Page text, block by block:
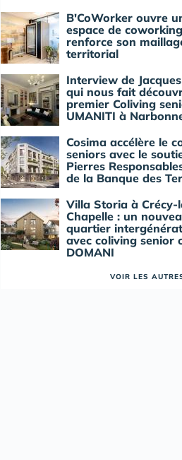
B'CoWorker ouvre
espace de
renforce son
territorial
Interview de
qui nous fait
premier Coliving
UMANITI à
Cosima accélère le
seniors avec le
Pierres
de la Banque des
Villa Storia à Crécy-
Chapelle : un
quartier
avec coliving senior
DOMANI
VOIR LES